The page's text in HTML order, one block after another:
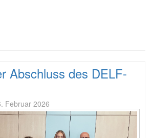
Abschluss des DELF-
Februar 2026